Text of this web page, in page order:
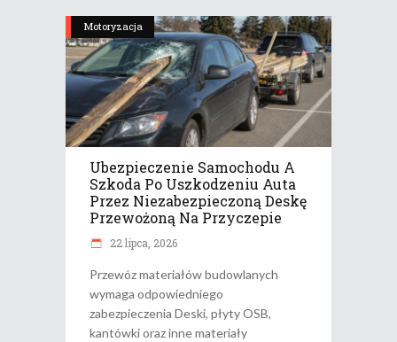
Motoryzacja
Ubezpieczenie Samochodu A
Szkoda Po Uszkodzeniu Auta
Przez Niezabezpieczoną Deskę
Przewożoną Na Przyczepie
22 lipca, 2026
Przewóz materiałów budowlanych
wymaga odpowiedniego
zabezpieczenia Deski, płyty OSB,
kantówki oraz inne materiały